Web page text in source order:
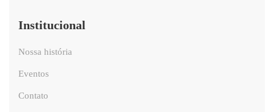
Institucional
Nossa história
Eventos
Contato